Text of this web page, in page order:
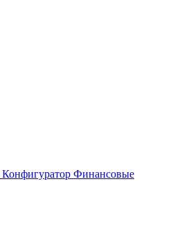
Конфигуратор Финансовые